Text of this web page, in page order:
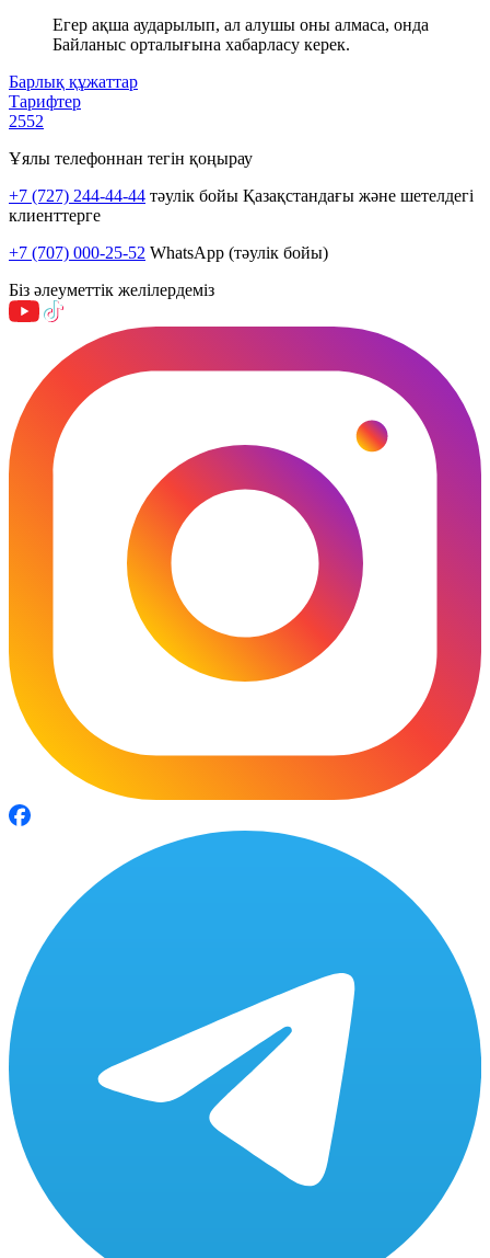
Егер ақша аударылып, ал алушы оны алмаса, онда
Байланыс орталығына хабарласу керек.
Барлық құжаттар
Тарифтер
2552
Ұялы телефоннан тегін қоңырау
+7 (727) 244-44-44 тәулік бойы Қазақстандағы және шетелдегі
клиенттерге
+7 (707) 000-25-52 WhatsApp (тәулік бойы)
Біз әлеуметтік желілердеміз